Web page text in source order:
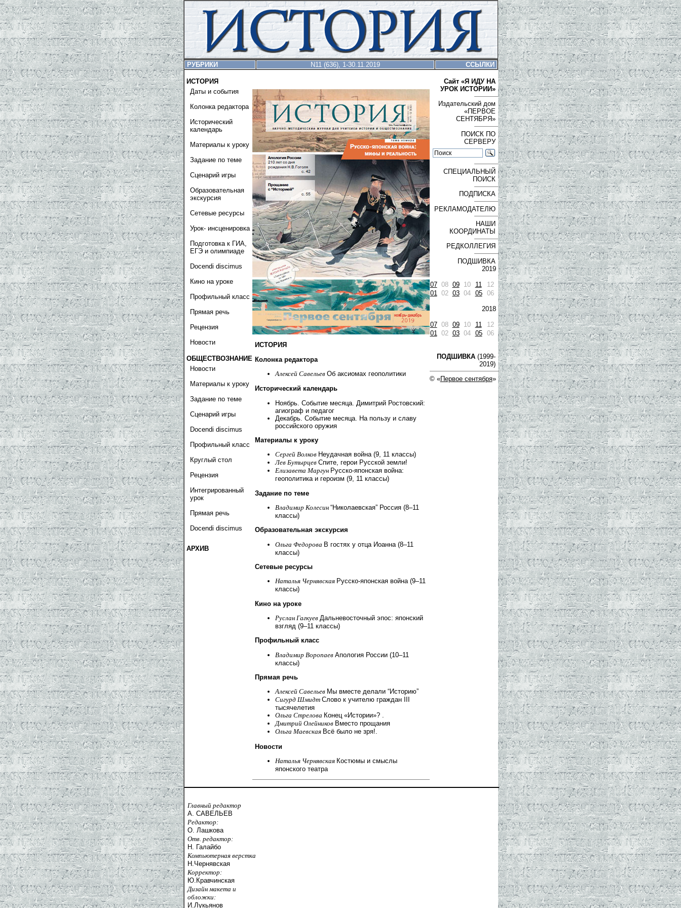
РУБРИКИ N11 (636), 1-30.11.2019 ССЫЛКИ
ИСТОРИЯ
Даты и события
Колонка редактора
Исторический
календарь
Материалы к уроку
Задание по теме
Сценарий игры
Образовательная
экскурсия
Сетевые ресурсы
Урок- инсценировка
Подготовка к ГИА,
ЕГЭ и олимпиаде
Docendi discimus
Кино на уроке
Профильный класс
Прямая речь
Рецензия
Новости
ОБЩЕСТВОЗНАНИЕ
Новости
Материалы к уроку
Задание по теме
Сценарий игры
Docendi discimus
Профильный класс
Круглый стол
Рецензия
Интегрированный
урок
Прямая речь
Docendi discimus
АРХИВ
ИСТОРИЯ
Колонка редактора
Алексей Савельев Об аксиомах геополитики
Исторический календарь
Ноябрь. Событие месяца. Димитрий Ростовский:
агиограф и педагог
Декабрь. Событие месяца. На пользу и славу
российского оружия
Материалы к уроку
Сергей Волков Неудачная война (9, 11 классы)
Лев Бутырцев Спите, герои Русской земли!
Елизавета Маргун Русско-японская война:
геополитика и героизм (9, 11 классы)
Задание по теме
Владимир Колесин “Николаевская” Россия (8–11
классы)
Образовательная экскурсия
Ольга Федорова В гостях у отца Иоанна (8–11
классы)
Сетевые ресурсы
Наталья Чернявская Русско-японская война (9–11
классы)
Кино на уроке
Руслан Гагкуев Дальневосточный эпос: японский
взгляд (9–11 классы)
Профильный класс
Владимир Воропаев Апология России (10–11
классы)
Прямая речь
Алексей Савельев Мы вместе делали “Историю”
Сигурд Шмидт Слово к учителю граждан III
тысячелетия
Ольга Стрелова Конец «Истории»? .
Дмитрий Олейников Вместо прощания
Ольга Маевская Всё было не зря!.
Новости
Наталья Чернявская Костюмы и смыслы
японского театра
Сайт «Я ИДУ НА
УРОК ИСТОРИИ»
Издательский дом
«ПЕРВОЕ
СЕНТЯБРЯ»
ПОИСК ПО
СЕРВЕРУ
СПЕЦИАЛЬНЫЙ
ПОИСК
ПОДПИСКА
РЕКЛАМОДАТЕЛЮ
НАШИ
КООРДИНАТЫ
РЕДКОЛЛЕГИЯ
ПОДШИВКА
2019
07 08 09 10 11
12
01
02 03 04 05 06
2018
07 08 09 10 11
12
01
02 03 04 05 06
ПОДШИВКА(1999-
2019)
© «Первое сентября»
Главный редактор
А. САВЕЛЬЕВ
Редактор:
О. Лашкова
Отв. редактор:
Н. Галайбо
Компьютерная верстка
Н.Чернявская
Корректор:
Ю.Кравчинская
Дизайн макета и
обложки:
И.Лукьянов